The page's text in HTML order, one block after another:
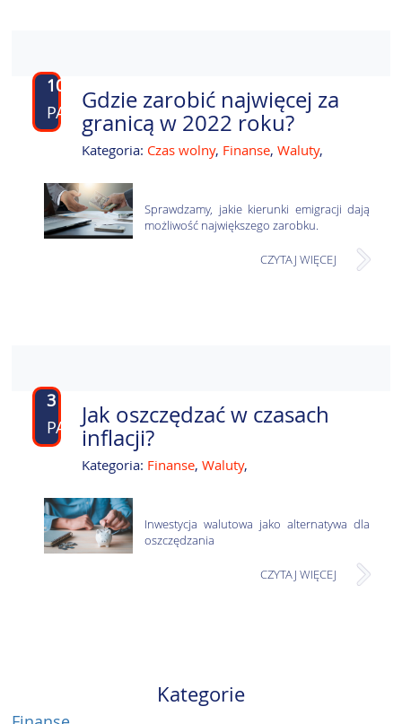
10
PAŹ
Gdzie zarobić najwięcej za
granicą w 2022 roku?
Kategoria: Czas wolny, Finanse, Waluty,
Sprawdzamy, jakie kierunki emigracji dają
możliwość największego zarobku.
CZYTAJ WIĘCEJ
3
PAŹ
Jak oszczędzać w czasach
inflacji?
Kategoria: Finanse, Waluty,
Inwestycja walutowa jako alternatywa dla
oszczędzania
CZYTAJ WIĘCEJ
Kategorie